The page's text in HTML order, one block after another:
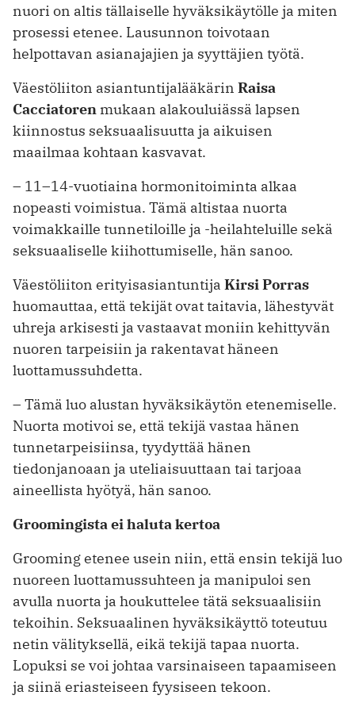
nuori on altis tällaiselle hyväksikäytölle ja miten
prosessi etenee. Lausunnon toivotaan
helpottavan asianajajien ja syyttäjien työtä.
Väestöliiton asiantuntijalääkärin Raisa
Cacciatoren mukaan alakouluiässä lapsen
kiinnostus seksuaalisuutta ja aikuisen
maailmaa kohtaan kasvavat.
– 11–14-vuotiaina hormonitoiminta alkaa
nopeasti voimistua. Tämä altistaa nuorta
voimakkaille tunnetiloille ja -heilahteluille sekä
seksuaaliselle kiihottumiselle, hän sanoo.
Väestöliiton erityisasiantuntija Kirsi Porras
huomauttaa, että tekijät ovat taitavia, lähestyvät
uhreja arkisesti ja vastaavat moniin kehittyvän
nuoren tarpeisiin ja rakentavat häneen
luottamussuhdetta.
– Tämä luo alustan hyväksikäytön etenemiselle.
Nuorta motivoi se, että tekijä vastaa hänen
tunnetarpeisiinsa, tyydyttää hänen
tiedonjanoaan ja uteliaisuuttaan tai tarjoaa
aineellista hyötyä, hän sanoo.
Groomingista ei haluta kertoa
Grooming etenee usein niin, että ensin tekijä luo
nuoreen luottamussuhteen ja manipuloi sen
avulla nuorta ja houkuttelee tätä seksuaalisiin
tekoihin. Seksuaalinen hyväksikäyttö toteutuu
netin välityksellä, eikä tekijä tapaa nuorta.
Lopuksi se voi johtaa varsinaiseen tapaamiseen
ja siinä eriasteiseen fyysiseen tekoon.